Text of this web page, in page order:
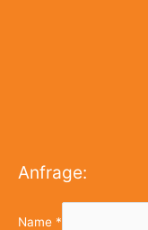
Anfrage:
Name *